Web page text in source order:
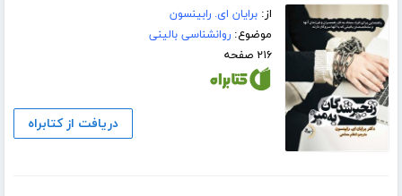
از:برایان ای. رابینسون
موضوع:روانشناسی بالینی
۲۱۶ صفحه
دریافت از کتابراه